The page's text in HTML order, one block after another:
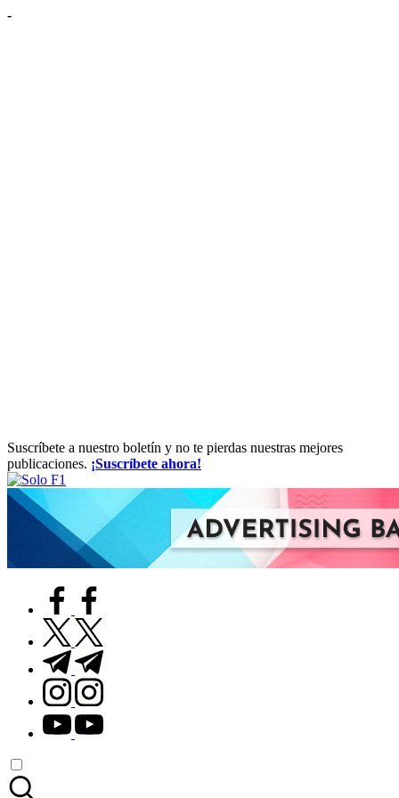
Saltar
-
Suscríbete a nuestro boletín y no te pierdas nuestras mejores
publicaciones. ¡Suscríbete ahora!
Para
Amantes
F1
facebook.com
twitter.com
t.me
instagram.com
youtube.com